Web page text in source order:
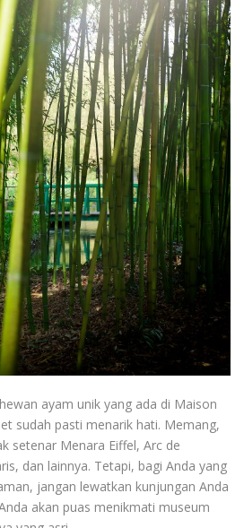
ayam unik yang ada di Maison
sudah pasti menarik hati. Memang,
setenar Menara Eiffel, Arc de
dan lainnya. Tetapi, bagi Anda yang
jangan lewatkan kunjungan Anda
akan puas menikmati museum